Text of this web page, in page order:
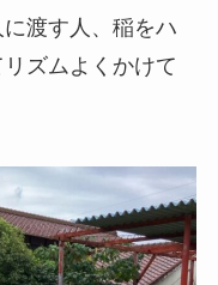
渡す人、稲をハ
ズムよくかけて